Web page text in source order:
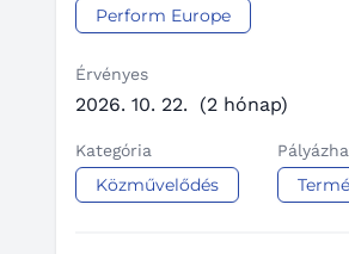
Perform Europe
Érvényes
2026. 10. 22. (2 hónap)
Kategória
Közművelődés